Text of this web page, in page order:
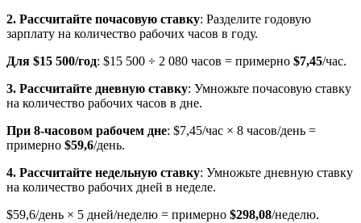
2. Рассчитайте почасовую ставку: Разделите годовую
зарплату на количество рабочих часов в году.
Для $15 500/год: $15 500 ÷ 2 080 часов = примерно $7,45/час.
3. Рассчитайте дневную ставку: Умножьте почасовую ставку
на количество рабочих часов в дне.
При 8-часовом рабочем дне: $7,45/час × 8 часов/день =
примерно $59,6/день.
4. Рассчитайте недельную ставку: Умножьте дневную ставку
на количество рабочих дней в неделе.
$59,6/день × 5 дней/неделю = примерно $298,08/неделю.